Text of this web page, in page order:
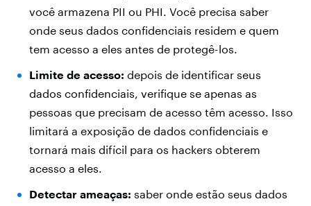
você armazena PII ou PHI. Você precisa saber
onde seus dados confidenciais residem e quem
tem acesso a eles antes de protegê-los.
Limite de acesso: depois de identificar seus
dados confidenciais, verifique se apenas as
pessoas que precisam de acesso têm acesso. Isso
limitará a exposição de dados confidenciais e
tornará mais difícil para os hackers obterem
acesso a eles.
Detectar ameaças: saber onde estão seus dados